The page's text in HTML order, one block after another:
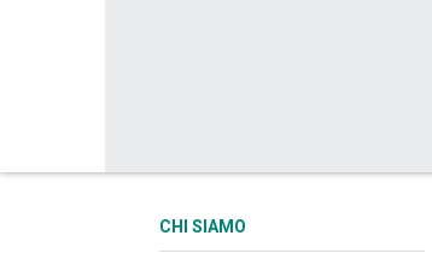
CHI SIAMO